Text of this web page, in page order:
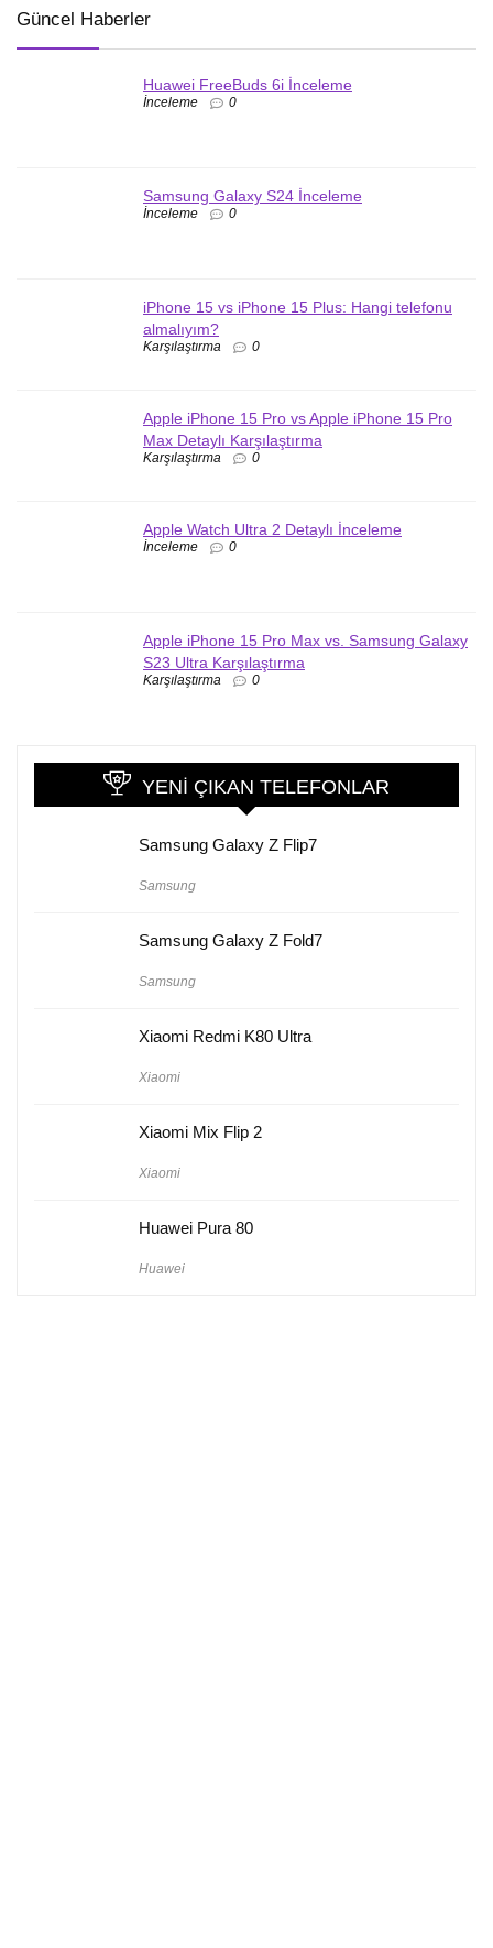
Güncel Haberler
Huawei FreeBuds 6i İnceleme
İnceleme 0
Samsung Galaxy S24 İnceleme
İnceleme 0
iPhone 15 vs iPhone 15 Plus: Hangi telefonu
almalıyım?
Karşılaştırma 0
Apple iPhone 15 Pro vs Apple iPhone 15 Pro
Max Detaylı Karşılaştırma
Karşılaştırma 0
Apple Watch Ultra 2 Detaylı İnceleme
İnceleme 0
Apple iPhone 15 Pro Max vs. Samsung Galaxy
S23 Ultra Karşılaştırma
Karşılaştırma 0
YENI ÇIKAN TELEFONLAR
Samsung Galaxy Z Flip7
Samsung
Samsung Galaxy Z Fold7
Samsung
Xiaomi Redmi K80 Ultra
Xiaomi
Xiaomi Mix Flip 2
Xiaomi
Huawei Pura 80
Huawei